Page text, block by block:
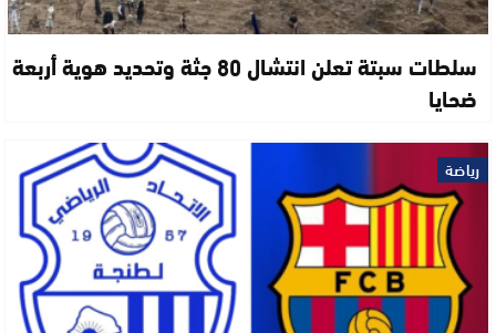
سلطات سبتة تعلن انتشال 80 جثة وتحديد هوية أربعة
ضحايا
رياضة